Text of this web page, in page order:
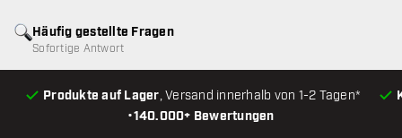
•140.000+ Bewertungen
Produkte auf Lager, Versand innerhalb von 1-2 Tagen*
Häufig gestellte Fragen
Sofortige Antwort